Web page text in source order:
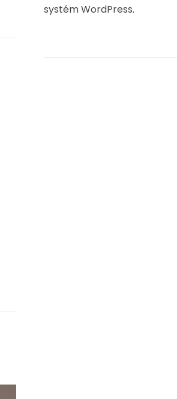
systém WordPress.